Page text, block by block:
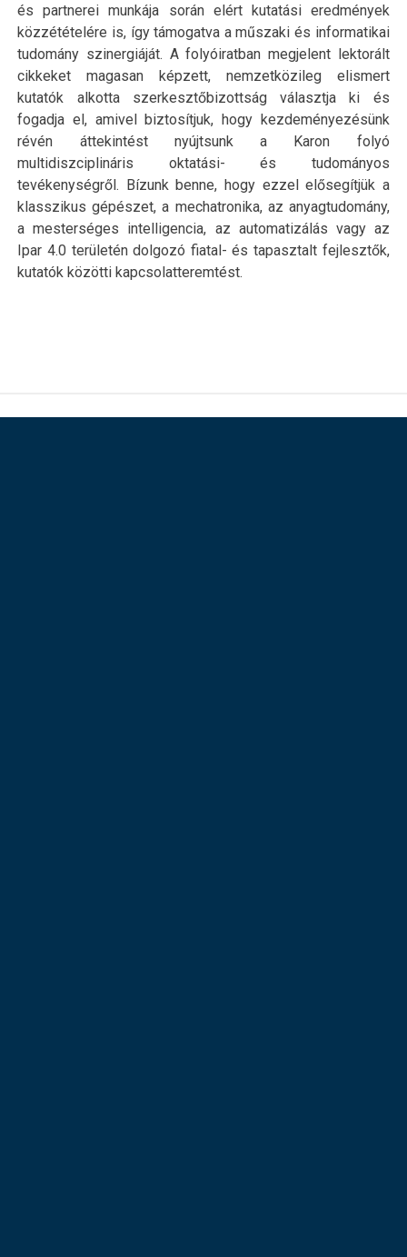
és partnerei munkája során elért kutatási eredmények
közzétételére is, így támogatva a műszaki és informatikai
tudomány szinergiáját. A folyóiratban megjelent lektorált
cikkeket magasan képzett, nemzetközileg elismert
kutatók alkotta szerkesztőbizottság választja ki és
fogadja el, amivel biztosítjuk, hogy kezdeményezésünk
révén áttekintést nyújtsunk a Karon folyó
multidiszciplináris oktatási- és tudományos
tevékenységről. Bízunk benne, hogy ezzel elősegítjük a
klasszikus gépészet, a mechatronika, az anyagtudomány,
a mesterséges intelligencia, az automatizálás vagy az
Ipar 4.0 területén dolgozó fiatal- és tapasztalt fejlesztők,
kutatók közötti kapcsolatteremtést.